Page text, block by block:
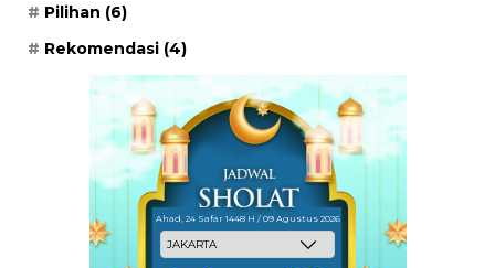
Pilihan (6)
Rekomendasi (4)
Ahad, 24 Safar 1448 H / 09 Agustus 2026